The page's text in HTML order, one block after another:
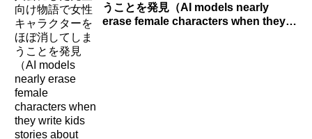
うことを発見（AI models nearly
erase female characters when they